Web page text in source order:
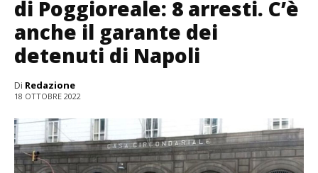
di Poggioreale: 8 arresti. C’è
anche il garante dei
detenuti di Napoli
Di Redazione
18 OTTOBRE 2022